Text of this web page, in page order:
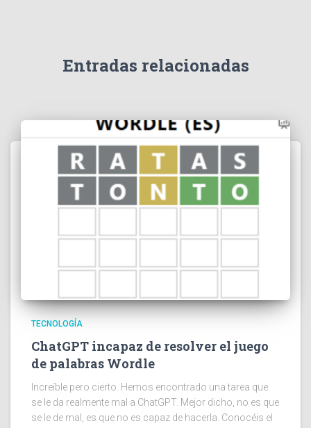
Entradas relacionadas
TECNOLOGÍA
ChatGPT incapaz de resolver el juego
de palabras Wordle
Increíble pero cierto. Hemos encontrado una tarea que
se le da realmente mal a ChatGPT. Mejor dicho, no es que
se le de mal, es que no es capaz de hacerla. Conocéis el